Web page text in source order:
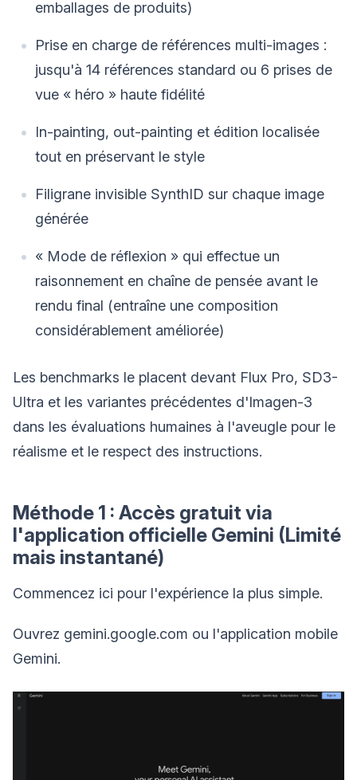
emballages de produits)
Prise en charge de références multi-images :
jusqu'à 14 références standard ou 6 prises de
vue « héro » haute fidélité
In-painting, out-painting et édition localisée
tout en préservant le style
Filigrane invisible SynthID sur chaque image
générée
« Mode de réflexion » qui effectue un
raisonnement en chaîne de pensée avant le
rendu final (entraîne une composition
considérablement améliorée)
Les benchmarks le placent devant Flux Pro, SD3-
Ultra et les variantes précédentes d'Imagen-3
dans les évaluations humaines à l'aveugle pour le
réalisme et le respect des instructions.
Méthode 1 : Accès gratuit via
l'application officielle Gemini (Limité
mais instantané)
Commencez ici pour l'expérience la plus simple.
Ouvrez gemini.google.com ou l'application mobile
Gemini.